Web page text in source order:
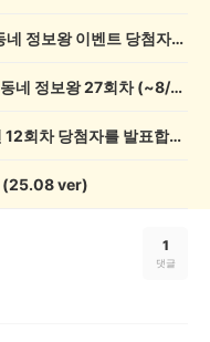
💰[당첨자 발표] 26회차 우리 동네 정보왕 이벤트 당첨자를 발표합니다!
💸 전원 2,000캐시 지급! 우리 동네 정보왕 27회차 (~8/10)
💰[당첨자 발표] 우리 동네 썰전 12회차 당첨자를 발표합니다!
(25.08 ver)
1
댓글